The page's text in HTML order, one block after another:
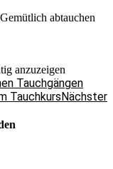
Gemütlich abtauchen
anzuzeigen
Tauchgängen
TauchkursNächster